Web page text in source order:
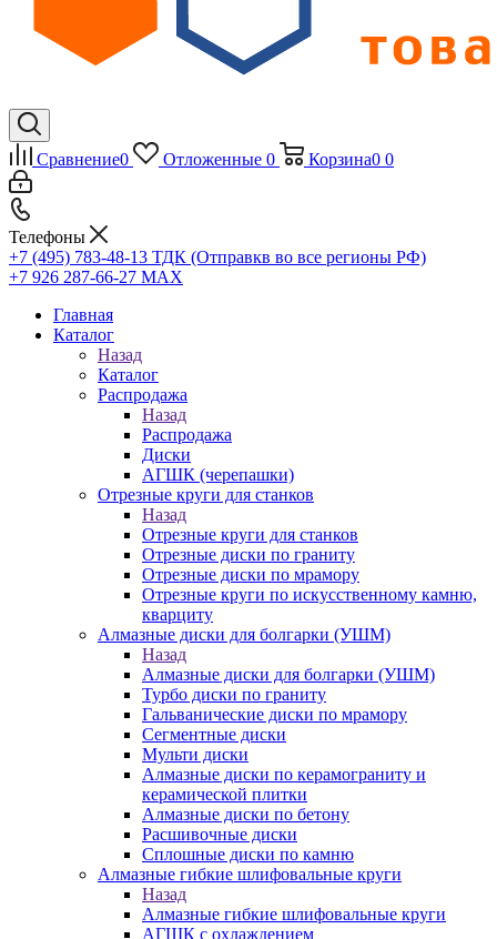
Сравнение0 Отложенные 0 Корзина0 0
Телефоны
+7 (495) 783-48-13 ТДК (Отправкв во все регионы РФ)
+7 926 287-66-27 МАХ
Главная
Каталог
Назад
Каталог
Распродажа
Назад
Распродажа
Диски
АГШК (черепашки)
Отрезные круги для станков
Назад
Отрезные круги для станков
Отрезные диски по граниту
Отрезные диски по мрамору
Отрезные круги по искусственному камню,
кварциту
Алмазные диски для болгарки (УШМ)
Назад
Алмазные диски для болгарки (УШМ)
Турбо диски по граниту
Гальванические диски по мрамору
Сегментные диски
Мульти диски
Алмазные диски по керамограниту и
керамической плитки
Алмазные диски по бетону
Расшивочные диски
Сплошные диски по камню
Алмазные гибкие шлифовальные круги
Назад
Алмазные гибкие шлифовальные круги
АГШК с охлаждением